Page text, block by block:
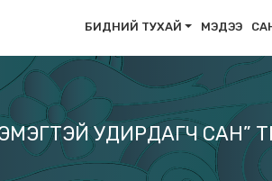
БИДНИЙ ТУХАЙ МЭДЭЭ
УДИРДАГЧ САН”